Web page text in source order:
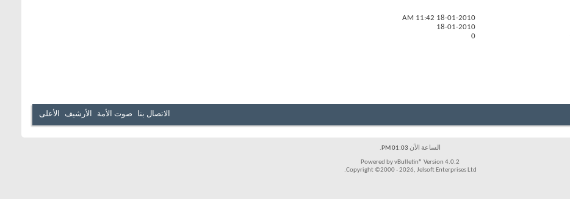
18-01-2010
11:42 AM
18-01-2010
0
الاتصال بنا صوت الأمة الأرشيف الأعلى
الساعة الآن 01:03 PM
.
Powered by vBulletin® Version 4.0.2
Copyright ©2000 - 2026, Jelsoft Enterprises Ltd.